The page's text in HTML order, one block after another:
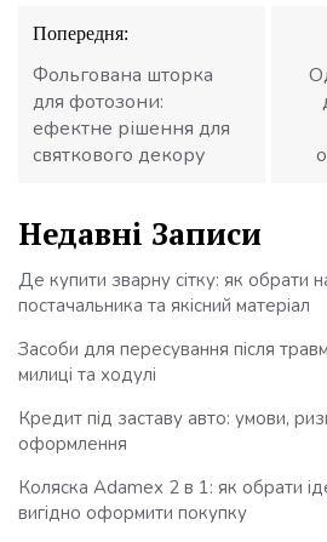
Навігація
записів
Попередня:
Фольгована шторка
для фотозони:
ефектне рішення для
святкового декору
Недавні Записи
Де купити зварну сітку: як обрати
постачальника та якісний матеріал
Засоби для пересування після
милиці та ходулі
Кредит під заставу авто: умови,
оформлення
Коляска Adamex 2 в 1: як обрати
вигідно оформити покупку